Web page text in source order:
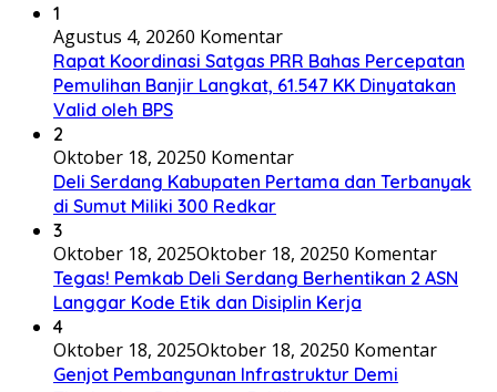
1
Agustus 4, 20260 Komentar
Rapat Koordinasi Satgas PRR Bahas Percepatan
Pemulihan Banjir Langkat, 61.547 KK Dinyatakan
Valid oleh BPS
2
Oktober 18, 20250 Komentar
Deli Serdang Kabupaten Pertama dan Terbanyak
di Sumut Miliki 300 Redkar
3
Oktober 18, 2025Oktober 18, 20250 Komentar
Tegas! Pemkab Deli Serdang Berhentikan 2 ASN
Langgar Kode Etik dan Disiplin Kerja
4
Oktober 18, 2025Oktober 18, 20250 Komentar
Genjot Pembangunan Infrastruktur Demi